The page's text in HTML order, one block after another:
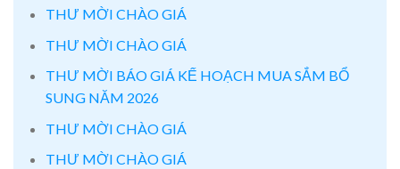
THƯ MỜI CHÀO GIÁ
THƯ MỜI CHÀO GIÁ
THƯ MỜI BÁO GIÁ KẾ HOẠCH MUA SẮM BỔ
SUNG NĂM 2026
THƯ MỜI CHÀO GIÁ
THƯ MỜI CHÀO GIÁ